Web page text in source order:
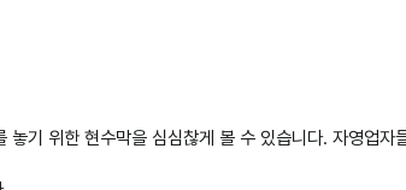
기 위한 현수막을 심심찮게 볼 수 있습니다. 자영업